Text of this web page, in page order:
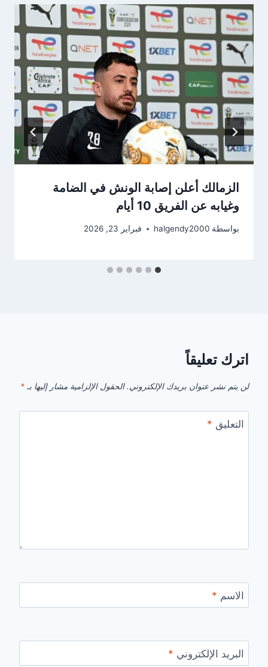
الزمالك أعلن إصابة الونش في الضامة
وغيابه عن الفريق 10 أيام
بواسطة halgendy2000 فبراير 23, 2026
اترك تعليقاً
لن يتم نشر عنوان بريدك الإلكتروني. الحقول الإلزامية مشار إليها بـ *
التعليق *
الاسم *
البريد الإلكتروني *